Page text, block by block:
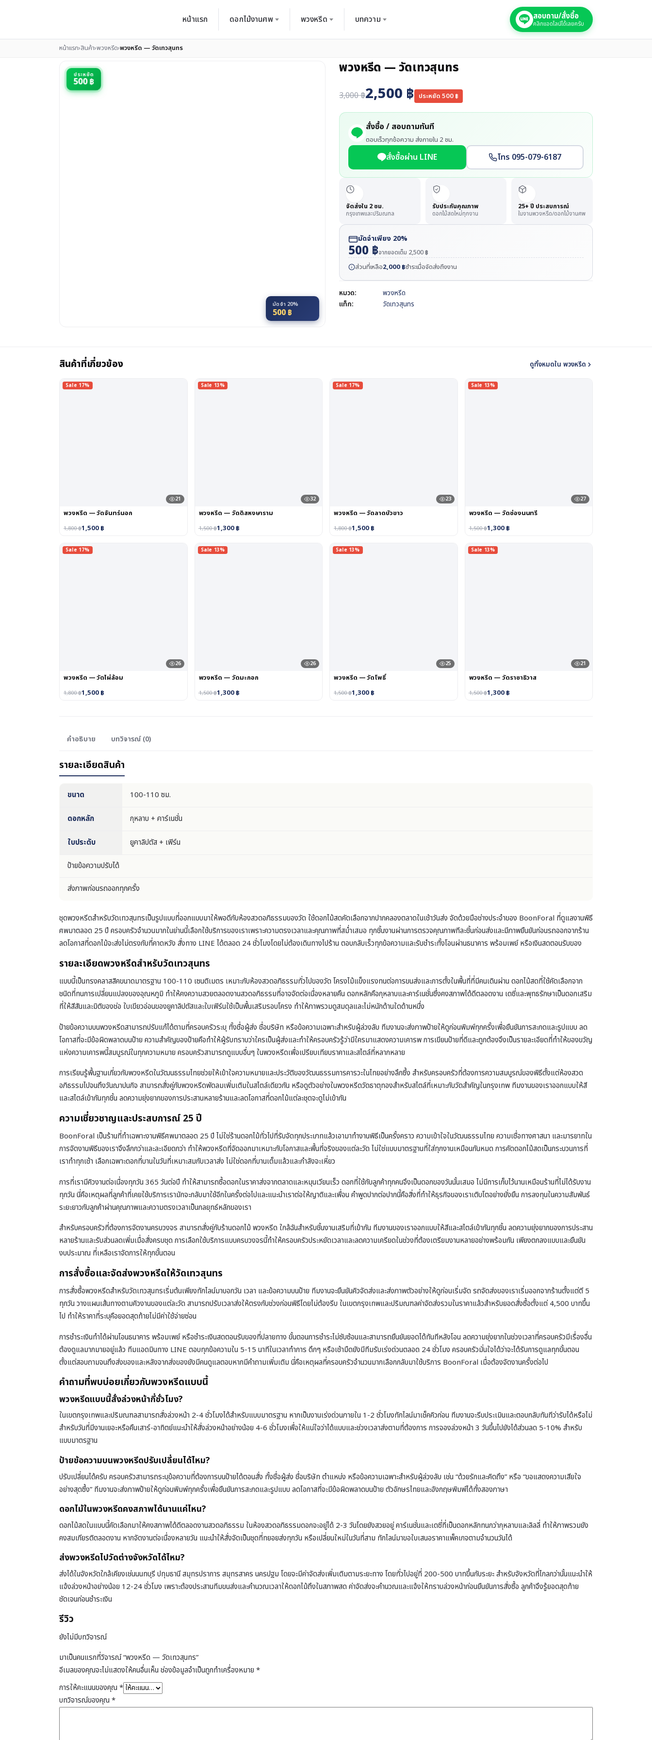
หน้าแรก ดอกไม้งานศพ พวงหรีด บทความ สอบถาม/สั่งซื้อ
คลิกแอดไลน์ได้เลยครับ
หน้าแรก›สินค้า›พวงหรีด›พวงหรีด — วัดเทวสุนทร
ประหยัด
500 ฿
มัดจำ 20%
500 ฿
พวงหรีด — วัดเทวสุนทร
3,000฿2,500 ฿ ประหยัด500 ฿
สั่งซื้อ / สอบถามทันที
ตอบเร็วทุกข้อความ ส่งภายใน 2 ชม.
สั่งซื้อผ่าน LINE โทร 095-079-6187
จัดส่งใน 2 ชม.
กรุงเทพและปริมณฑล
รับประกันคุณภาพ
ดอกไม้สดใหม่ทุกงาน
25+ ปี ประสบการณ์
ในงานพวงหรีด/ดอกไม้งานศพ
มัดจำเพียง 20%
500 ฿จากยอดเต็ม 2,500฿
ส่วนที่เหลือ2,000 ฿ชำระเมื่อจัดส่งถึงงาน
หมวด:
พวงหรีด
แท็ก:
วัดเทวสุนทร
สินค้าที่เกี่ยวข้อง ดูทั้งหมดใน พวงหรีด
Sale 17%
21
พวงหรีด — วัดจันทร์นอก
1,800฿1,500 ฿
Sale 13%
32
พวงหรีด — วัดดิสหงษาราม
1,500฿1,300 ฿
Sale 17%
23
พวงหรีด — วัดลาดบัวขาว
1,800฿1,500 ฿
Sale 13%
27
พวงหรีด — วัดช่องนนทรี
1,500฿1,300 ฿
Sale 17%
26
พวงหรีด — วัดไผ่ล้อม
1,800฿1,500 ฿
Sale 13%
26
พวงหรีด — วัดมะกอก
1,500฿1,300 ฿
Sale 13%
25
พวงหรีด — วัดโพธิ์
1,500฿1,300 ฿
Sale 13%
21
พวงหรีด — วัดราชาธิวาส
1,500฿1,300 ฿
คำอธิบาย บทวิจารณ์ (0)
รายละเอียดสินค้า
ขนาด 100-110 ซม.
ดอกหลัก กุหลาบ + คาร์เนชั่น
ใบประดับ ยูคาลิปตัส + เฟิร์น
ป้ายข้อความปรับได้
ส่งภาพก่อนรถออกทุกครั้ง
ชุดพวงหรีดสำหรับวัดเทวสุนทรเป็นรูปแบบที่ออกแบบมาให้พอดีกับห้องสวดอภิธรรมของวัด ใช้ดอกไม้สดคัดเลือกจากปากคลองตลาดในเช้าวันส่ง จัดด้วยมือช่างประจำของ BoonForal ที่ดูแลงานพิธี
ศพมาตลอด 25 ปี ครอบครัวจำนวนมากในย่านนี้เลือกใช้บริการของเราเพราะความตรงเวลาและคุณภาพที่สม่ำเสมอ ทุกชิ้นงานผ่านการตรวจคุณภาพทีละชิ้นก่อนส่งและมีภาพยืนยันก่อนรถออกจากร้าน
ลดโอกาสที่ดอกไม้จะส่งไม่ตรงกับที่คาดหวัง สั่งทาง LINE ได้ตลอด 24 ชั่วโมงโดยไม่ต้องเดินทางไปร้าน ตอบกลับเร็วทุกข้อความและรับชำระทั้งโอนผ่านธนาคาร พร้อมเพย์ หรือเงินสดตอนรับของ
รายละเอียดพวงหรีดสำหรับวัดเทวสุนทร
แบบนี้เป็นทรงคลาสสิคขนาดมาตรฐาน 100-110 เซนติเมตร เหมาะกับห้องสวดอภิธรรมทั่วไปของวัด โครงไม้แข็งแรงทนต่อการขนส่งและการตั้งในพื้นที่ที่มีคนเดินผ่าน ดอกไม้สดที่ใช้คัดเลือกจาก
ชนิดที่ทนการเปลี่ยนแปลงของอุณหภูมิ ทำให้คงความสวยตลอดงานสวดอภิธรรมที่อาจจัดต่อเนื่องหลายคืน ดอกหลักคือกุหลาบและคาร์เนชั่นซึ่งคงสภาพได้ดีตลอดงาน เดซี่และพุทธรักษาเป็นดอกเสริม
ที่ให้สีสันและมิติของช่อ ใบเขียวอ่อนของยูคาลิปตัสและใบเฟิร์นใช้เป็นพื้นเสริมรอบโครง ทำให้ภาพรวมดูสมดุลและไม่หนักด้านใดด้านหนึ่ง
ป้ายข้อความบนพวงหรีดสามารถปรับแก้ได้ตามที่ครอบครัวระบุ ทั้งชื่อผู้ส่ง ชื่อบริษัท หรือข้อความเฉพาะสำหรับผู้ล่วงลับ ทีมงานจะส่งภาพป้ายให้ดูก่อนพิมพ์ทุกครั้งเพื่อยืนยันการสะกดและรูปแบบ ลด
โอกาสที่จะมีข้อผิดพลาดบนป้าย ความสำคัญของป้ายคือทำให้ผู้รับทราบว่าใครเป็นผู้ส่งและทำให้ครอบครัวรู้ว่ามีใครมาแสดงความเคารพ การเขียนป้ายที่ดีและถูกต้องจึงเป็นรายละเอียดที่ทำให้ของขวัญ
แห่งความเคารพนี้สมบูรณ์ในทุกความหมาย ครอบครัวสามารถดูแบบอื่นๆ ในพวงหรีดเพื่อเปรียบเทียบราคาและสไตล์ที่หลากหลาย
การเรียนรู้พื้นฐานเกี่ยวกับพวงหรีดในวัฒนธรรมไทยช่วยให้เข้าใจความหมายและประวัติของวัฒนธรรมการคารวะในไทยอย่างลึกซึ้ง สำหรับครอบครัวที่ต้องการความสมบูรณ์ของพิธีตั้งแต่ห้องสวด
อภิธรรมไปจนถึงวันฌาปนกิจ สามารถสั่งคู่กับพวงหรีดพัดลมเพิ่มเติมในสไตล์เดียวกัน หรือดูตัวอย่างในพวงหรีดวัดธาตุทองสำหรับสไตล์ที่เหมาะกับวัดสำคัญในกรุงเทพ ทีมงานของเราออกแบบให้สี
และสไตล์เข้ากันทุกชิ้น ลดความยุ่งยากของการประสานหลายร้านและลดโอกาสที่ดอกไม้แต่ละชุดจะดูไม่เข้ากัน
ความเชี่ยวชาญและประสบการณ์ 25 ปี
BoonForal เป็นร้านที่ทำเฉพาะงานพิธีศพมาตลอด 25 ปี ไม่ใช่ร้านดอกไม้ทั่วไปที่รับจัดทุกประเภทแล้วเอามาทำงานพิธีเป็นครั้งคราว ความเข้าใจในวัฒนธรรมไทย ความเชื่อทางศาสนา และมารยาทใน
การจัดงานพิธีของเราจึงลึกกว่าและละเอียดกว่า ทำให้พวงหรีดที่จัดออกมาเหมาะกับโอกาสและพื้นที่จริงของแต่ละวัด ไม่ใช่แบบมาตรฐานที่ใส่ทุกงานเหมือนกันหมด การคัดดอกไม้สดเป็นกระบวนการที่
เราทำทุกเช้า เลือกเฉพาะดอกที่บานในวันที่เหมาะสมกับเวลาส่ง ไม่ใช่ดอกที่บานเต็มแล้วและกำลังจะเหี่ยว
การที่เรามีคิวงานต่อเนื่องทุกวัน 365 วันต่อปี ทำให้สามารถซื้อดอกในราคาส่งจากตลาดและหมุนเวียนเร็ว ดอกที่ใช้กับลูกค้าทุกคนจึงเป็นดอกของวันนั้นเสมอ ไม่มีการเก็บไว้นานเหมือนร้านที่ไม่ได้รับงาน
ทุกวัน นี่คือเหตุผลที่ลูกค้าที่เคยใช้บริการเรามักจะกลับมาใช้อีกในครั้งต่อไปและแนะนำเราต่อให้ญาติและเพื่อน คำพูดปากต่อปากนี้คือสิ่งที่ทำให้ธุรกิจของเราเติบโตอย่างยั่งยืน การลงทุนในความสัมพันธ์
ระยะยาวกับลูกค้าผ่านคุณภาพและความตรงเวลาเป็นกลยุทธ์หลักของเรา
สำหรับครอบครัวที่ต้องการจัดงานครบวงจร สามารถสั่งคู่กับร้านดอกไม้ พวงหรีด ใกล้ฉันสำหรับชิ้นงานเสริมที่เข้ากัน ทีมงานของเราออกแบบให้สีและสไตล์เข้ากันทุกชิ้น ลดความยุ่งยากของการประสาน
หลายร้านและรับส่วนลดเพิ่มเมื่อสั่งครบชุด การเลือกใช้บริการแบบครบวงจรนี้ทำให้ครอบครัวประหยัดเวลาและลดความเครียดในช่วงที่ต้องเตรียมงานหลายอย่างพร้อมกัน เพียงตกลงแบบและยืนยัน
งบประมาณ ที่เหลือเราจัดการให้ทุกขั้นตอน
การสั่งซื้อและจัดส่งพวงหรีดให้วัดเทวสุนทร
การสั่งซื้อพวงหรีดสำหรับวัดเทวสุนทรเริ่มต้นเพียงทักไลน์มาบอกวัน เวลา และข้อความบนป้าย ทีมงานจะยืนยันคิวจัดส่งและส่งภาพตัวอย่างให้ดูก่อนเริ่มจัด รถจัดส่งของเราเริ่มออกจากร้านตั้งแต่ตี 5
ทุกวัน วางแผนเส้นทางตามคิวงานของแต่ละวัด สามารถปรับเวลาส่งให้ตรงกับช่วงก่อนพิธีโดยไม่ต้องรีบ ในเขตกรุงเทพและปริมณฑลค่าจัดส่งรวมในราคาแล้วสำหรับยอดสั่งซื้อตั้งแต่ 4,500 บาทขึ้น
ไป ทำให้ราคาที่ระบุคือยอดสุดท้ายไม่มีค่าใช้จ่ายซ่อน
การชำระเงินทำได้ผ่านโอนธนาคาร พร้อมเพย์ หรือชำระเงินสดตอนรับของที่ปลายทาง ขั้นตอนการชำระไม่ซับซ้อนและสามารถยืนยันยอดได้ทันทีหลังโอน ลดความยุ่งยากในช่วงเวลาที่ครอบครัวมีเรื่องอื่น
ต้องดูแลมากมายอยู่แล้ว ทีมแอดมินทาง LINE ตอบทุกข้อความใน 5-15 นาทีในเวลาทำการ ดึกๆ หรือเช้ามืดยังมีทีมรับเร่งด่วนตลอด 24 ชั่วโมง ครอบครัวมั่นใจได้ว่าจะได้รับการดูแลทุกขั้นตอน
ตั้งแต่สอบถามจนถึงส่งของและหลังจากส่งของยังมีคนดูแลตอบหากมีคำถามเพิ่มเติม นี่คือเหตุผลที่ครอบครัวจำนวนมากเลือกกลับมาใช้บริการ BoonForal เมื่อต้องจัดงานครั้งต่อไป
คำถามที่พบบ่อยเกี่ยวกับพวงหรีดแบบนี้
พวงหรีดแบบนี้สั่งล่วงหน้ากี่ชั่วโมง?
ในเขตกรุงเทพและปริมณฑลสามารถสั่งล่วงหน้า 2-4 ชั่วโมงได้สำหรับแบบมาตรฐาน หากเป็นงานเร่งด่วนภายใน 1-2 ชั่วโมงทักไลน์มาเช็คคิวก่อน ทีมงานจะรีบประเมินและตอบกลับทันทีว่ารับได้หรือไม่
สำหรับวันที่มีงานเยอะหรือคืนเสาร์-อาทิตย์แนะนำให้สั่งล่วงหน้าอย่างน้อย 4-6 ชั่วโมงเพื่อให้แน่ใจว่าได้แบบและช่วงเวลาส่งตามที่ต้องการ การจองล่วงหน้า 3 วันขึ้นไปยังได้ส่วนลด 5-10% สำหรับ
แบบมาตรฐาน
ป้ายข้อความบนพวงหรีดปรับเปลี่ยนได้ไหม?
ปรับเปลี่ยนได้ครับ ครอบครัวสามารถระบุข้อความที่ต้องการบนป้ายได้ตอนสั่ง ทั้งชื่อผู้ส่ง ชื่อบริษัท ตำแหน่ง หรือข้อความเฉพาะสำหรับผู้ล่วงลับ เช่น “ด้วยรักและคิดถึง” หรือ “ขอแสดงความเสียใจ
อย่างสุดซึ้ง” ทีมงานจะส่งภาพป้ายให้ดูก่อนพิมพ์ทุกครั้งเพื่อยืนยันการสะกดและรูปแบบ ลดโอกาสที่จะมีข้อผิดพลาดบนป้าย ตัวอักษรไทยและอังกฤษพิมพ์ได้ทั้งสองภาษา
ดอกไม้ในพวงหรีดคงสภาพได้นานแค่ไหน?
ดอกไม้สดในแบบนี้คัดเลือกมาให้คงสภาพได้ดีตลอดงานสวดอภิธรรม ในห้องสวดอภิธรรมดอกจะอยู่ได้ 2-3 วันโดยยังสวยอยู่ คาร์เนชั่นและเดซี่ที่เป็นดอกหลักทนกว่ากุหลาบและลิลลี่ ทำให้ภาพรวมยัง
คงสมเกียรติตลอดงาน หากจัดงานต่อเนื่องหลายวัน แนะนำให้สั่งจัดเป็นชุดที่ทยอยส่งทุกวัน หรือเปลี่ยนใหม่ในวันที่สาม ทักไลน์มาขอใบเสนอราคาแพ็คเกจตามจำนวนวันได้
ส่งพวงหรีดไปวัดต่างจังหวัดได้ไหม?
ส่งได้ในจังหวัดใกล้เคียงเช่นนนทบุรี ปทุมธานี สมุทรปราการ สมุทรสาคร นครปฐม โดยจะมีค่าจัดส่งเพิ่มเติมตามระยะทาง โดยทั่วไปอยู่ที่ 200-500 บาทขึ้นกับระยะ สำหรับจังหวัดที่ไกลกว่านั้นแนะนำให้
แจ้งล่วงหน้าอย่างน้อย 12-24 ชั่วโมง เพราะต้องประสานทีมขนส่งและคำนวณเวลาให้ดอกไม้ถึงในสภาพสด ค่าจัดส่งจะคำนวณและแจ้งให้ทราบล่วงหน้าก่อนยืนยันการสั่งซื้อ ลูกค้าจึงรู้ยอดสุดท้าย
ชัดเจนก่อนชำระเงิน
รีวิว
ยังไม่มีบทวิจารณ์
มาเป็นคนแรกที่วิจารณ์ “พวงหรีด — วัดเทวสุนทร”
อีเมลของคุณจะไม่แสดงให้คนอื่นเห็น ช่องข้อมูลจำเป็นถูกทำเครื่องหมาย *
การให้คะแนนของคุณ *
บทวิจารณ์ของคุณ *